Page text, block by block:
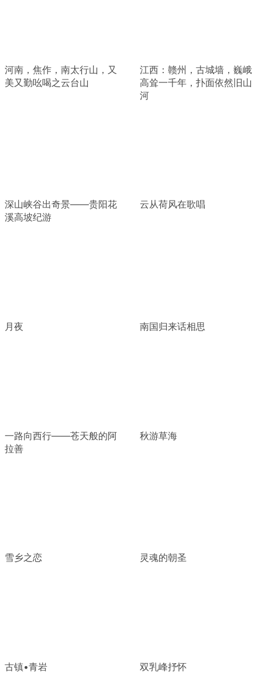
河南，焦作，南太行山，又
美又勤吆喝之云台山
江西：赣州，古城墙，巍峨
高耸一千年，扑面依然旧山
河
深山峡谷出奇景——贵阳花
溪高坡纪游
云从荷风在歌唱
月夜 南国归来话相思
一路向西行——苍天般的阿
拉善
秋游草海
雪乡之恋 灵魂的朝圣
古镇•青岩 双乳峰抒怀